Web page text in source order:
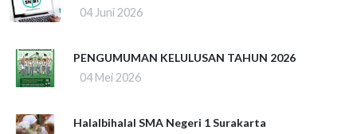
04 Juni 2026
PENGUMUMAN KELULUSAN TAHUN 2026
04 Mei 2026
Halalbihalal SMA Negeri 1 Surakarta